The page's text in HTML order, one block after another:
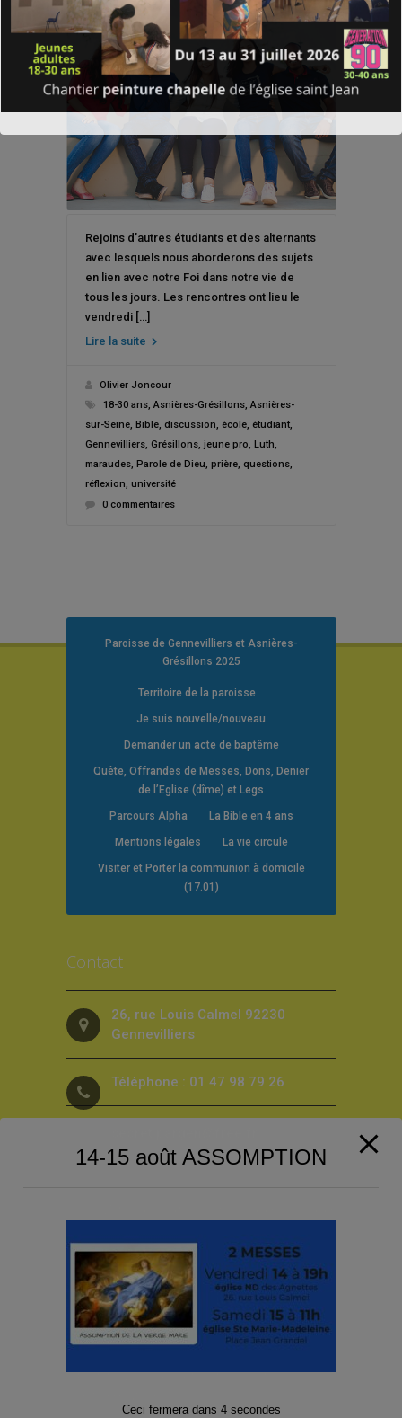
Rejoins d’autres étudiants et des alternants
avec lesquels nous aborderons des sujets
en lien avec notre Foi dans notre vie de
tous les jours. Les rencontres ont lieu le
vendredi […]
Lire la suite
Olivier Joncour
18-30 ans, Asnières-Grésillons, Asnières-
sur-Seine, Bible, discussion, école, étudiant,
Gennevilliers, Grésillons, jeune pro, Luth,
maraudes, Parole de Dieu, prière, questions,
réflexion, université
0 commentaires
Paroisse de Gennevilliers et Asnières-
Grésillons 2025
Territoire de la paroisse
Je suis nouvelle/nouveau
Demander un acte de baptême
Quête, Offrandes de Messes, Dons, Denier
de l’Eglise (dîme) et Legs
Parcours Alpha La Bible en 4 ans
Mentions légales La vie circule
Visiter et Porter la communion à domicile
(17.01)
Contact
26, rue Louis Calmel 92230
Gennevilliers
Téléphone : 01 47 98 79 26
Facebook Twitter Instagram
Abonnez-vous à notre Lettre
14-15 août ASSOMPTION
Ceci fermera dans 4secondes